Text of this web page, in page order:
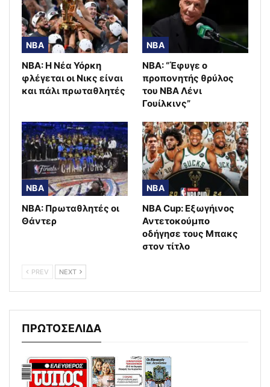
NBA
NBA: Η Νέα Υόρκη
φλέγεται οι Νικς είναι
και πάλι πρωταθλητές
NBA
NBA: “Έφυγε ο
προπονητής θρύλος
του ΝΒΑ Λένι
Γουίλκινς”
NBA
ΝΒΑ: Πρωταθλητές οι
Θάντερ
NBA
NBA Cup: Εξωγήινος
Αντετοκούμπο
οδήγησε τους Μπακς
στον τίτλο
PREV NEXT
ΠΡΩΤΟΣΕΛΙΔΑ